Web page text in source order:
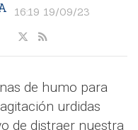
16:19 19/09/23
de humo para
urdidas
de distraer nuestra